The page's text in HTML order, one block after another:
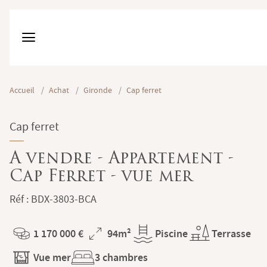
Accueil / Achat / Gironde / Cap ferret
Cap ferret
A vendre - Appartement -
Cap Ferret - vue mer
Réf : BDX-3803-BCA
Prix
1 170 000 €
Superficie
94m² Piscine
Terrasse
Vue mer
3 chambres